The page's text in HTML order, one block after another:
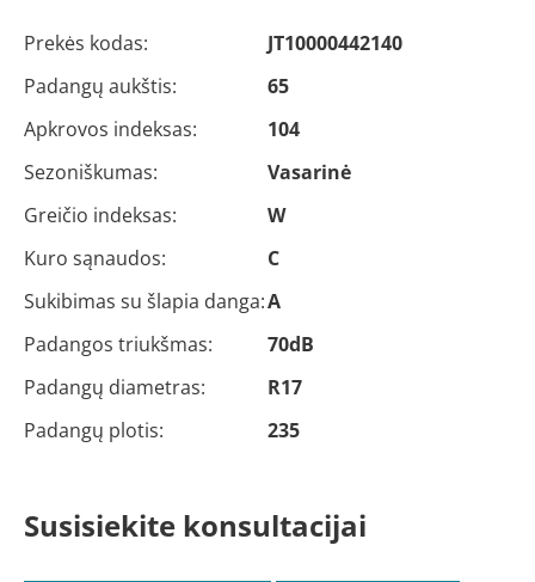
Prekės kodas:
JT10000442140
Padangų aukštis:
65
Apkrovos indeksas:
104
Sezoniškumas:
Vasarinė
Greičio indeksas:
W
Kuro sąnaudos:
C
Sukibimas su šlapia danga:A
Padangos triukšmas:
70dB
Padangų diametras:
R17
Padangų plotis:
235
Susisiekite konsultacijai